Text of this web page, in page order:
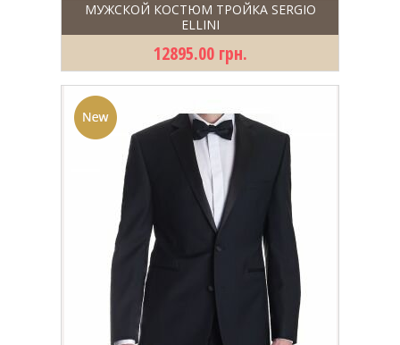
МУЖСКОЙ КОСТЮМ ТРОЙКА SERGIO
ELLINI
12895.00 грн.